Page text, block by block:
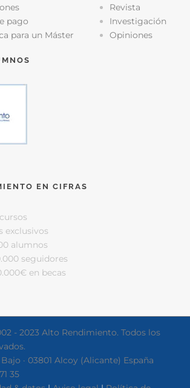
pago
para un Máster
Revista
Investigación
Opiniones
EN CIFRAS
exclusivos
alumnos
seguidores
en becas
- 2023 Alto Rendimiento. Todos los
· 03801 Alcoy (Alicante) España
35